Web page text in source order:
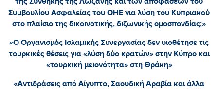
Συμβουλίου Ασφαλείας του ΟΗΕ για λύση του Κυπριακού
στο πλαίσιο της δικοινοτικής, διζωνικής ομοσπονδίας;»
«Ο Οργανισμός Ισλαμικής Συνεργασίας δεν υιοθέτησε τις
τουρκικές θέσεις για «λύση δύο κρατών» στην Κύπρο και
«τουρκική μειονότητα» στη Θράκη»
«Αντιδράσεις από Αίγυπτο, Σαουδική Αραβία και άλλα